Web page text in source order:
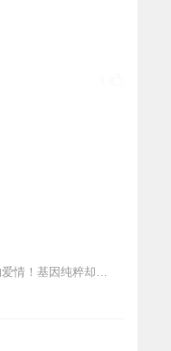
“燃情天后”桐华科幻言情，雪夜潇潇&半坛醋领衔演播在基因定生死的未来世界，寻找至死不渝的爱情！基因纯粹却没有记忆的女子与携带异种基因的男人相遇。一个是从别人基...